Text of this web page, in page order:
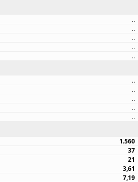
..
..
..
..
..
..
..
..
..
..
1.560
37
21
3,61
7,19